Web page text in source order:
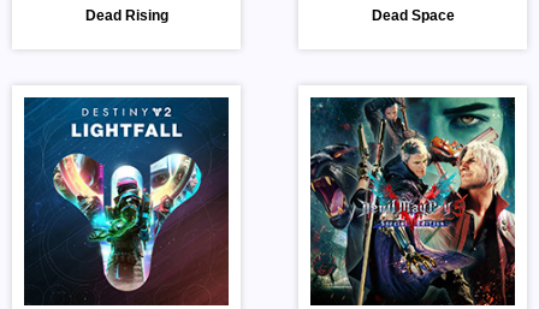
Dead Rising Dead Space